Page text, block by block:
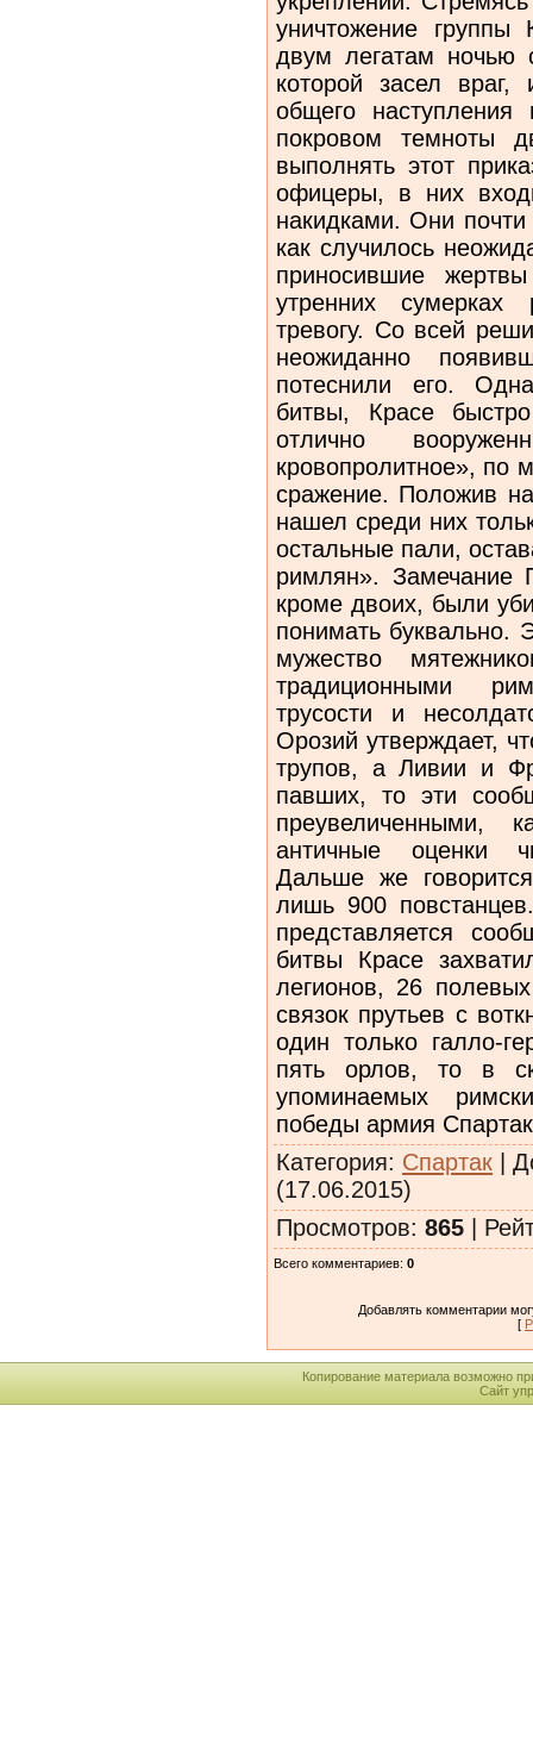
уничтожение
двум легатам ночью
которой засел
общего
покровом темноты
выполнять этот
офицеры, в них
накидками. Они
как случилось
приносившие
утренних
тревогу. Со всей
неожиданно
потеснили его.
битвы, Красе
отлично
кровопролитное», по
сражение. Положив
нашел среди них
остальные пали,
римлян». Замечание
кроме двоих, были
понимать буквально.
мужество
традиционными
трусости и
Орозий утверждает,
трупов, а Ливии и
павших, то эти
преувеличенными,
античные оценки
Дальше же
лишь 900
представляется
битвы Красе
легионов, 26
связок прутьев с
один только галло-
пять орлов, то в
упоминаемых
победы армия
Категория: Спартак |
(17.06.2015)
Просмотров: 865 |
Всего комментариев: 0
Добавлять комментарии
[
Копирование материала возможно
Сайт